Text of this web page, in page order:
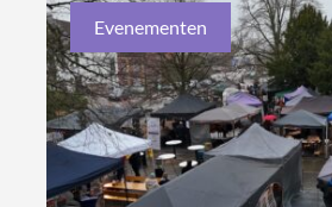
Evenementen